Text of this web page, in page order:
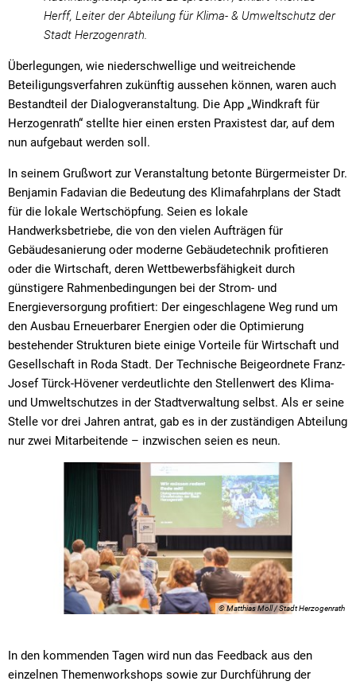
Herff, Leiter der Abteilung für Klima- & Umweltschutz der
Stadt Herzogenrath.
Überlegungen, wie niederschwellige und weitreichende
Beteiligungsverfahren zukünftig aussehen können, waren auch
Bestandteil der Dialogveranstaltung. Die App „Windkraft für
Herzogenrath“ stellte hier einen ersten Praxistest dar, auf dem
nun aufgebaut werden soll.
In seinem Grußwort zur Veranstaltung betonte Bürgermeister Dr.
Benjamin Fadavian die Bedeutung des Klimafahrplans der Stadt
für die lokale Wertschöpfung. Seien es lokale
Handwerksbetriebe, die von den vielen Aufträgen für
Gebäudesanierung oder moderne Gebäudetechnik profitieren
oder die Wirtschaft, deren Wettbewerbsfähigkeit durch
günstigere Rahmenbedingungen bei der Strom- und
Energieversorgung profitiert: Der eingeschlagene Weg rund um
den Ausbau Erneuerbarer Energien oder die Optimierung
bestehender Strukturen biete einige Vorteile für Wirtschaft und
Gesellschaft in Roda Stadt. Der Technische Beigeordnete Franz-
Josef Türck-Hövener verdeutlichte den Stellenwert des Klima-
und Umweltschutzes in der Stadtverwaltung selbst. Als er seine
Stelle vor drei Jahren antrat, gab es in der zuständigen Abteilung
nur zwei Mitarbeitende – inzwischen seien es neun.
© Matthias Moll / Stadt Herzogenrath
In den kommenden Tagen wird nun das Feedback aus den
einzelnen Themenworkshops sowie zur Durchführung der